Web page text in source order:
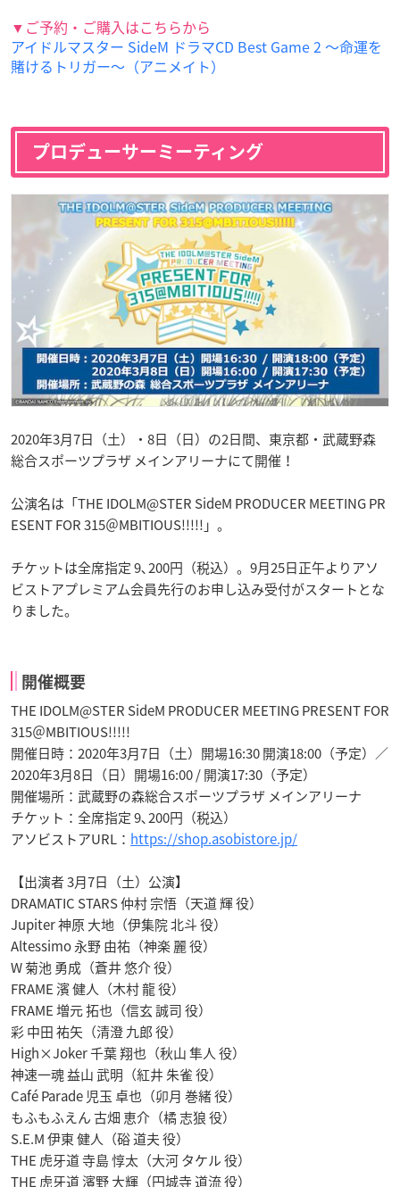
▼ご予約・ご購入はこちらから
アイドルマスター SideM ドラマCD Best Game 2 ～命運を
賭けるトリガー～（アニメイト）
プロデューサーミーティング
2020年3月7日（土）・8日（日）の2日間、東京都・武蔵野森
総合スポーツプラザ メインアリーナにて開催！
公演名は「THE IDOLM@STER SideM PRODUCER MEETING PR
ESENT FOR 315＠MBITIOUS!!!!!」。
チケットは全席指定 9､200円（税込）。9月25日正午よりアソ
ビストアプレミアム会員先行のお申し込み受付がスタートとな
りました。
開催概要
THE IDOLM@STER SideM PRODUCER MEETING PRESENT FOR
315＠MBITIOUS!!!!!
開催日時：2020年3月7日（土）開場16:30 開演18:00（予定）／
2020年3月8日（日）開場16:00 / 開演17:30（予定）
開催場所：武蔵野の森総合スポーツプラザ メインアリーナ
チケット：全席指定 9､200円（税込）
アソビストアURL： https://shop.asobistore.jp/
【出演者 3月7日（土）公演】
DRAMATIC STARS 仲村 宗悟（天道 輝 役）
Jupiter 神原 大地（伊集院 北斗 役）
Altessimo 永野 由祐（神楽 麗 役）
W 菊池 勇成（蒼井 悠介 役）
FRAME 濱 健人（木村 龍 役）
FRAME 増元 拓也（信玄 誠司 役）
彩 中田 祐矢（清澄 九郎 役）
High×Joker 千葉 翔也（秋山 隼人 役）
神速一魂 益山 武明（紅井 朱雀 役）
Café Parade 児玉 卓也（卯月 巻緒 役）
もふもふえん 古畑 恵介（橘 志狼 役）
S.E.M 伊東 健人（硲 道夫 役）
THE 虎牙道 寺島 惇太（大河 タケル 役）
THE 虎牙道 濱野 大輝（円城寺 道流 役）